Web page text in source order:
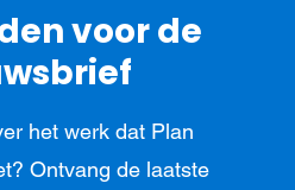
voor de
het werk dat Plan
Ontvang de laatste